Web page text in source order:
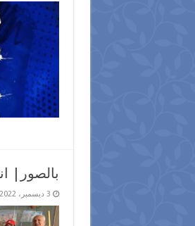
بالصور|
3 ديسمبر، 2022